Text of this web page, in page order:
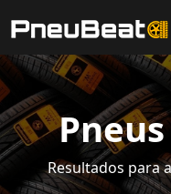
Resultados para